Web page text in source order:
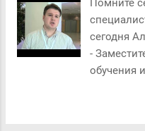
стратегии
честно,
decisions ,
про
сегодня
-
обучения